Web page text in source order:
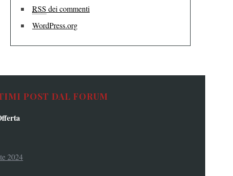
RSS dei commenti
WordPress.org
POST DAL FORUM
2024